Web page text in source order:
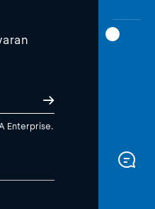
Enterprise.